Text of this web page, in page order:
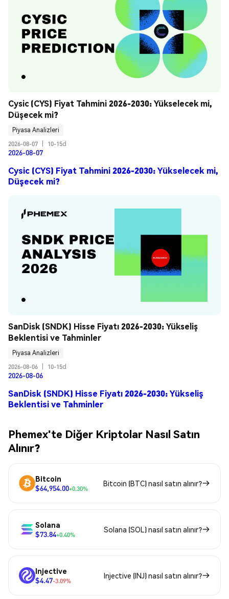
Cysic (CYS) Fiyat Tahmini 2026-2030: Yükselecek mi,
Düşecek mi?
Piyasa Analizleri
2026-08-07
10-15d
2026-08-07
Cysic (CYS) Fiyat Tahmini 2026-2030: Yükselecek mi,
Düşecek mi?
SanDisk (SNDK) Hisse Fiyatı 2026-2030: Yükseliş
Beklentisi ve Tahminler
Piyasa Analizleri
2026-08-06
10-15d
2026-08-06
SanDisk (SNDK) Hisse Fiyatı 2026-2030: Yükseliş
Beklentisi ve Tahminler
Phemex'te Diğer Kriptolar Nasıl Satın
Alınır?
Bitcoin
$64,954.00+0.30%
Bitcoin (BTC) nasıl satın alınır?
Solana
$73.84+0.40%
Solana (SOL) nasıl satın alınır?
Injective
$4.47-3.09%
Injective (INJ) nasıl satın alınır?